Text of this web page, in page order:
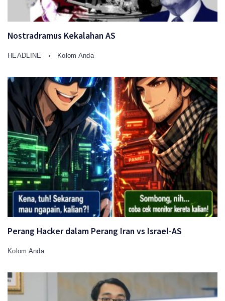
Nostradramus Kekalahan AS
HEADLINE Kolom Anda
Perang Hacker dalam Perang Iran vs Israel-AS
Kolom Anda